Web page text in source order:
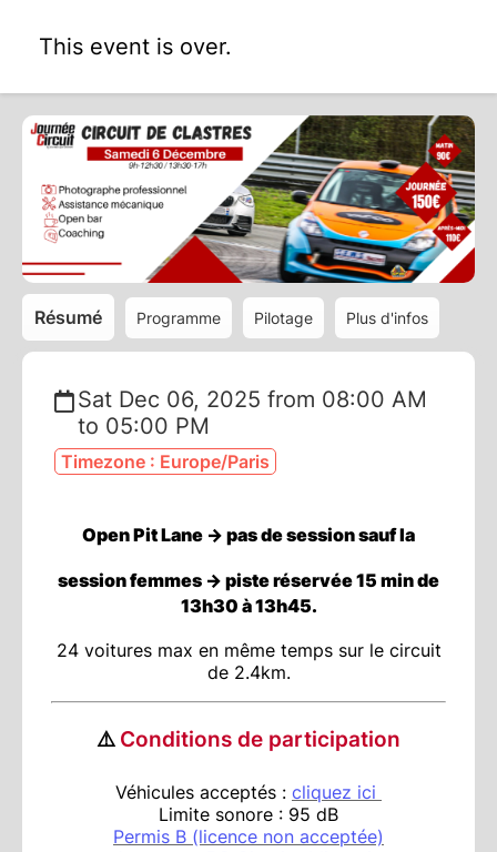
This event is over.
Résumé Programme Pilotage Plus d'infos
Sat Dec 06, 2025 from 08:00 AM
to 05:00 PM
Timezone : Europe/Paris
Open Pit Lane -> pas de session sauf la
session femmes -> piste réservée 15 min de
13h30 à 13h45.
24 voitures max en même temps sur le circuit
de 2.4km.
⚠️ Conditions de participation
Véhicules acceptés : cliquez ici
Limite sonore : 95 dB
Permis B (licence non acceptée)